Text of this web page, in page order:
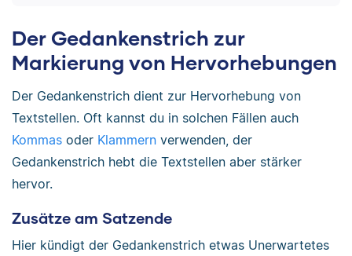
Der Gedankenstrich zur
Markierung von Hervorhebungen
Der Gedankenstrich dient zur Hervorhebung von
Textstellen. Oft kannst du in solchen Fällen auch
Kommas oder Klammern verwenden, der
Gedankenstrich hebt die Textstellen aber stärker
hervor.
Zusätze am Satzende
Hier kündigt der Gedankenstrich etwas Unerwartetes